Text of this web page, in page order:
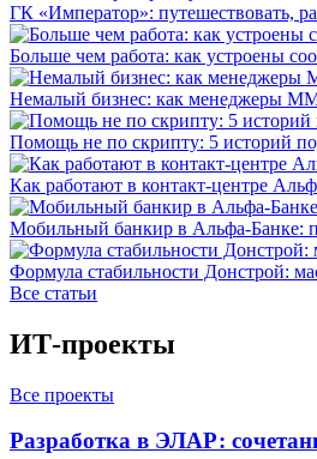
ГК «Император»: путешествовать,
Больше чем работа: как устроены
Немалый бизнес: как менеджеры
Помощь не по скрипту: 5 историй
Как работают в контакт-центре
Мобильный банкир в Альфа-Банке:
Формула стабильности Донстрой:
Все статьи
ИТ-проекты
Все проекты
Разработка в ЭЛАР: